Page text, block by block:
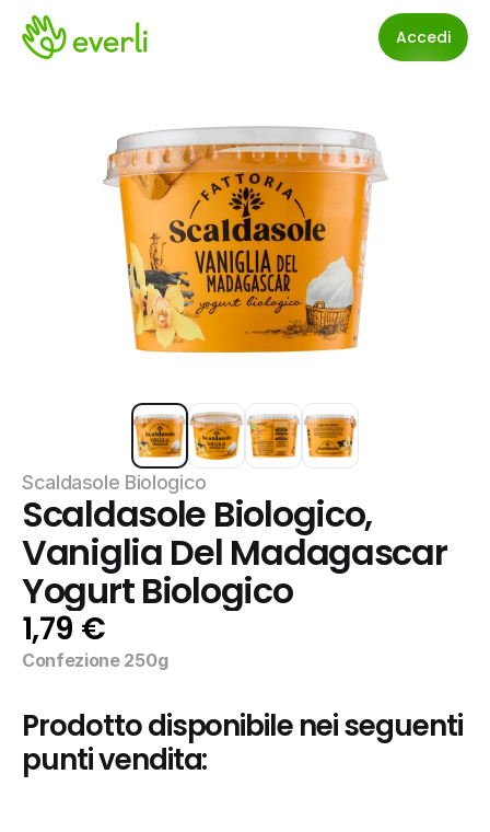
Accedi
Scaldasole Biologico
Scaldasole Biologico,
Vaniglia Del Madagascar
Yogurt Biologico
1,79 €
Confezione 250g
Prodotto disponibile nei seguenti
punti vendita: